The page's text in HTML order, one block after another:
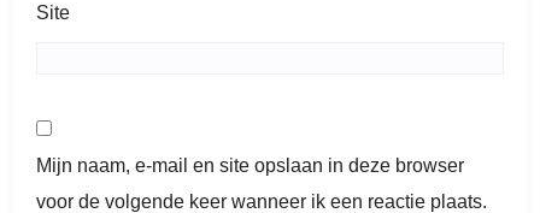
Site
Mijn naam, e-mail en site opslaan in deze browser
voor de volgende keer wanneer ik een reactie plaats.